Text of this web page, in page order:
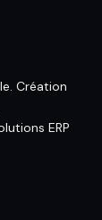
Création
ERP